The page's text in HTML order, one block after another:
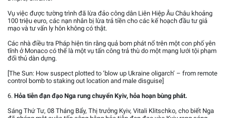
Vụ việc được tường trình đã lừa đảo công dân Liên Hiệp Âu Châu khoảng
100 triệu euro, các nạn nhân bị lừa trả tiền cho các kế hoạch đầu tư giả
mạo và tư vấn ly hôn không có thật.
Các nhà điều tra Pháp hiện tin rằng quả bom phát nổ trên một con phố yên
tĩnh ở Monaco có thể là một vụ tấn công trả thù do một mạng lưới tội phạm
đối thủ dàn dựng.
[The Sun: How suspect plotted to ‘blow up Ukraine oligarch’ – from remote
control bomb to staking out location and male disguise]
6. Hỏa tiễn đạn đạo Nga rung chuyển Kyiv, hỏa hoạn bùng phát.
Sáng Thứ Tư, 08 Tháng Bẩy, Thị trưởng Kyiv, Vitali Klitschko, cho biết Nga